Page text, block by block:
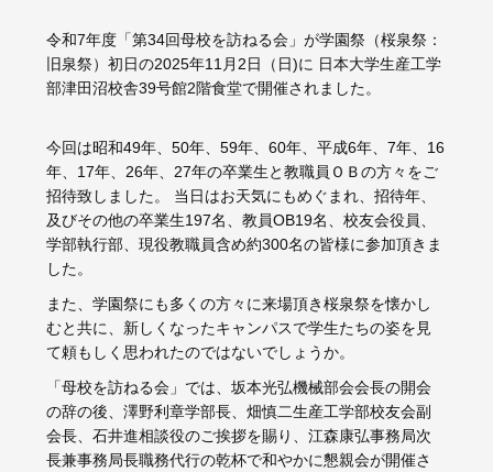
令和7年度「第34回母校を訪ねる会」が学園祭（桜泉祭：
旧泉祭）初日の2025年11月2日（日)に 日本大学生産工学
部津田沼校舎39号館2階食堂で開催されました。
今回は昭和49年、50年、59年、60年、平成6年、7年、16
年、17年、26年、27年の卒業生と教職員ＯＢの方々をご
招待致しました。 当日はお天気にもめぐまれ、招待年、
及びその他の卒業生197名、教員OB19名、校友会役員、
学部執行部、現役教職員含め約300名の皆様に参加頂きま
した。
また、学園祭にも多くの方々に来場頂き桜泉祭を懐かし
むと共に、新しくなったキャンパスで学生たちの姿を見
て頼もしく思われたのではないでしょうか。
「母校を訪ねる会」では、坂本光弘機械部会会長の開会
の辞の後、澤野利章学部長、畑慎二生産工学部校友会副
会長、石井進相談役のご挨拶を賜り、江森康弘事務局次
長兼事務局長職務代行の乾杯で和やかに懇親会が開催さ